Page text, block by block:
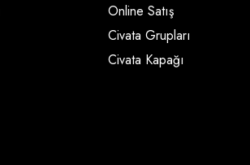
Online Satış
Civata Grupları
Civata Kapağı